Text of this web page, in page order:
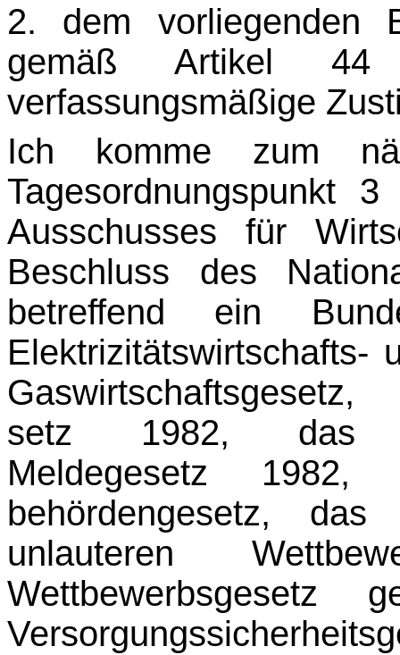
2. dem vorliegenden
gemäß Artikel
verfassungsmäßige
Ich komme zum
Tagesordnungspunkt
Ausschusses für
Beschluss des
betreffend ein
Elektrizitätswirtschafts-
setz 1982, das
Meldegesetz 1982,
behördengesetz,
unlauteren
Wettbewerbsgesetz